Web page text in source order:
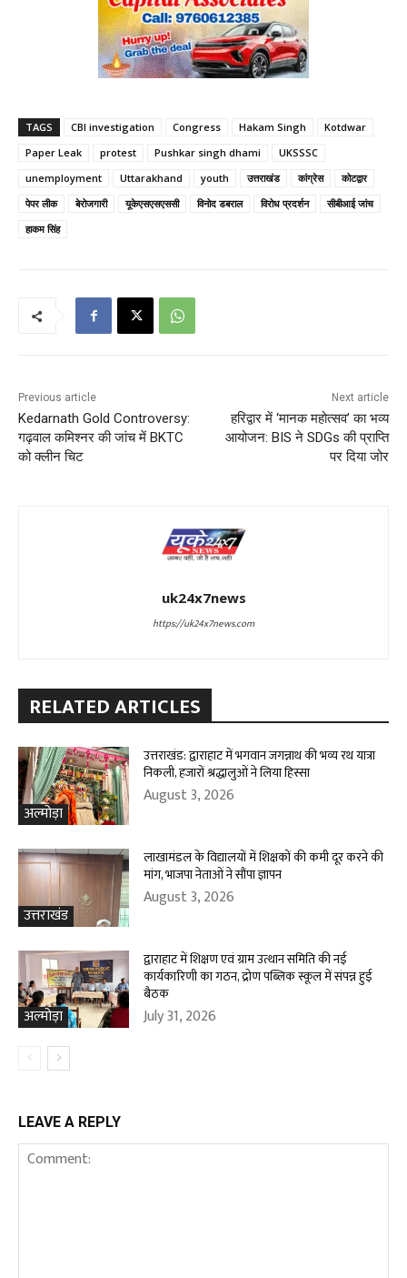
TAGS CBI investigation Congress Hakam Singh
Kotdwar
Paper Leak
protest Pushkar singh dhami
UKSSSC
unemployment
Uttarakhand youth उत्तराखंड कांग्रेस
कोटद्वार
पेपर लीक
बेरोजगारी यूकेएसएसएससी विनोद डबराल विरोध प्रदर्शन
सीबीआई जांच
हाकम सिंह
Previous article
Kedarnath Gold Controversy:
गढ़वाल कमिश्नर की जांच में BKTC
को क्लीन चिट
Next article
हरिद्वार में ‘मानक महोत्सव’ का भव्य
आयोजन: BIS ने SDGs की प्राप्ति
पर दिया जोर
uk24x7news
https://uk24x7news.com
RELATED ARTICLES
अल्मोड़ा
उत्तराखंड: द्वाराहाट में भगवान जगन्नाथ की भव्य रथ यात्रा
निकली, हजारों श्रद्धालुओं ने लिया हिस्सा
August 3, 2026
उत्तराखंड
लाखामंडल के विद्यालयों में शिक्षकों की कमी दूर करने की
मांग, भाजपा नेताओं ने सौंपा ज्ञापन
August 3, 2026
अल्मोड़ा
द्वाराहाट में शिक्षण एवं ग्राम उत्थान समिति की नई
कार्यकारिणी का गठन, द्रोण पब्लिक स्कूल में संपन्न हुई
बैठक
July 31, 2026
LEAVE A REPLY